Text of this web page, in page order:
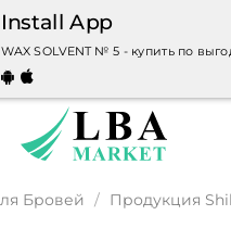
Install App
WAX SOLVENT № 5 - купить по
Бровей Продукция